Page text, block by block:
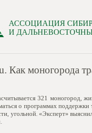
АССОЦИАЦИЯ
И
Как моногорода
321 моногород,
о программах
угольной. «Эксперт»